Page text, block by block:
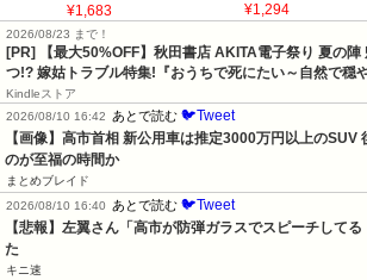
¥1,683 ¥1,294
2026/08/23 まで！
[PR] 【最大50%OFF】秋田書店 AKITA電子祭り 夏の陣
つ!? 嫁姑トラブル特集!『おうちで死にたい～自然で穏
Kindleストア
2026/08/10 16:42
あとで読む 🐦Tweet
【画像】高市首相 新公用車は推定3000万円以上のSUV
のが至福の時間か
まとめブレイド
2026/08/10 16:40
あとで読む 🐦Tweet
【悲報】左翼さん「高市が防弾ガラスでスピーチして
た
キニ速